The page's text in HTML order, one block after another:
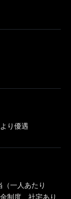
り優遇
一人あたり
制度、社宅あり